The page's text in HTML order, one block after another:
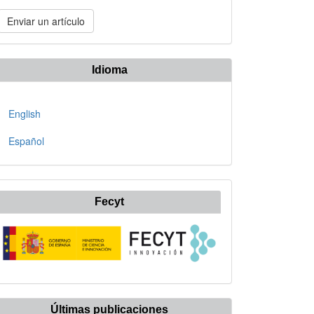
Enviar un artículo
Idioma
English
Español
Fecyt
Últimas publicaciones